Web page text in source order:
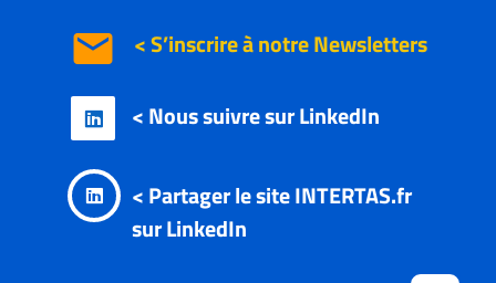
email
< Nous suivre sur LinkedIn
< S’inscrire à notreNewsletters
< Partager le site INTERTAS.fr
sur LinkedIn

